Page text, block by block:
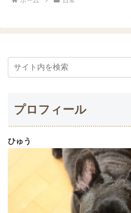
プロフィール
ひゅう